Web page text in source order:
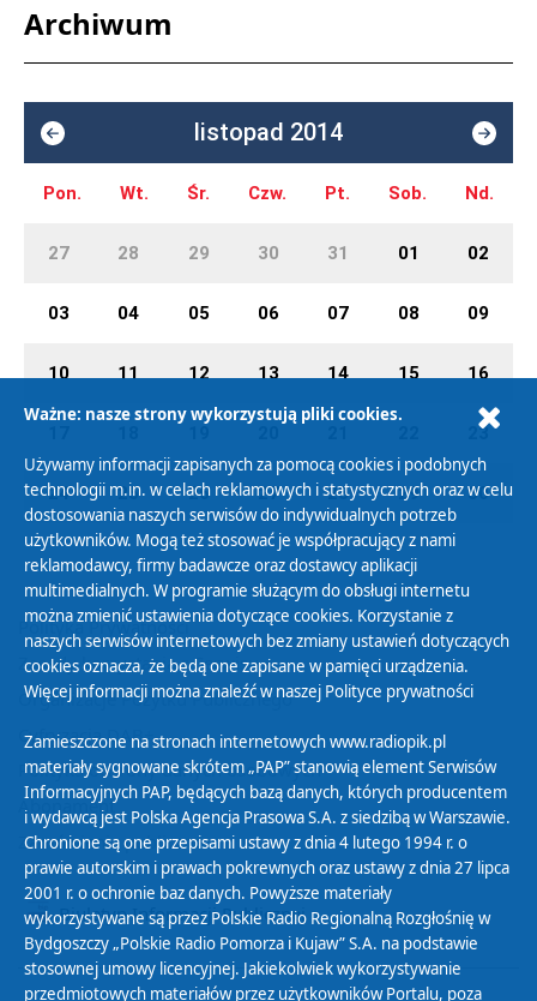
Archiwum
listopad 2014
Pon. Wt. Śr. Czw. Pt. Sob. Nd.
27 28 29 30 31 01 02
03 04 05 06 07 08 09
10 11 12 13 14 15 16
23
24 25 26 27 28 29 30
Polityka Prywatności
Zasady korzystania z Serwisu
Organizacje Pożytku Publicznego
Cyfryzacja DAB+
Polityka ochrony danych osobowych
Abonament
Zamówienia publiczne
Biuletyn Informacji Publicznej
Ważne: nasze strony wykorzystują pliki cookies.
Używamy informacji zapisanych za pomocą cookies i podobnych
technologii m.in. w celach reklamowych i statystycznych oraz w celu
dostosowania naszych serwisów do indywidualnych potrzeb
użytkowników. Mogą też stosować je współpracujący z nami
reklamodawcy, firmy badawcze oraz dostawcy aplikacji
multimedialnych. W programie służącym do obsługi internetu
można zmienić ustawienia dotyczące cookies. Korzystanie z
naszych serwisów internetowych bez zmiany ustawień dotyczących
cookies oznacza, że będą one zapisane w pamięci urządzenia.
Więcej informacji można znaleźć w naszej Polityce prywatności
Zamieszczone na stronach internetowych www.radiopik.pl
materiały sygnowane skrótem „PAP” stanowią element Serwisów
Informacyjnych PAP, będących bazą danych, których producentem
i wydawcą jest Polska Agencja Prasowa S.A. z siedzibą w Warszawie.
Chronione są one przepisami ustawy z dnia 4 lutego 1994 r. o
prawie autorskim i prawach pokrewnych oraz ustawy z dnia 27 lipca
2001 r. o ochronie baz danych. Powyższe materiały
wykorzystywane są przez Polskie Radio Regionalną Rozgłośnię w
Bydgoszczy „Polskie Radio Pomorza i Kujaw” S.A. na podstawie
stosownej umowy licencyjnej. Jakiekolwiek wykorzystywanie
przedmiotowych materiałów przez użytkowników Portalu, poza